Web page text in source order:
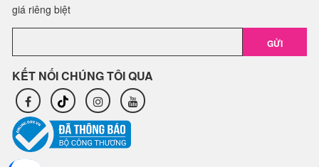
giá riêng biệt
GỬI
KẾT NỐI CHÚNG TÔI QUA